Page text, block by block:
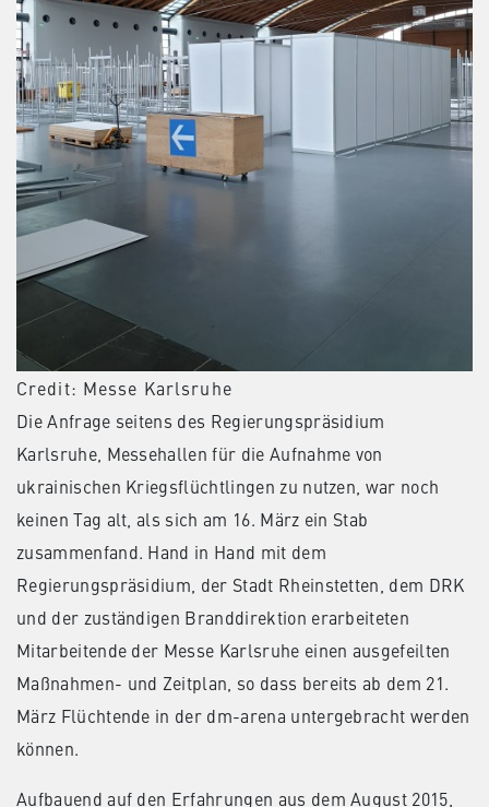
Credit: Messe Karlsruhe
Die Anfrage seitens des Regierungspräsidium
Karlsruhe, Messehallen für die Aufnahme von
ukrainischen Kriegsflüchtlingen zu nutzen, war noch
keinen Tag alt, als sich am 16. März ein Stab
zusammenfand. Hand in Hand mit dem
Regierungspräsidium, der Stadt Rheinstetten, dem DRK
und der zuständigen Branddirektion erarbeiteten
Mitarbeitende der Messe Karlsruhe einen ausgefeilten
Maßnahmen- und Zeitplan, so dass bereits ab dem 21.
März Flüchtende in der dm-arena untergebracht werden
können.
Aufbauend auf den Erfahrungen aus dem August 2015,